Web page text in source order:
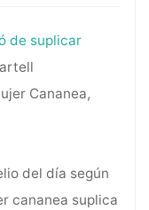
de suplicar
Cananea,
del día según
cananea suplica